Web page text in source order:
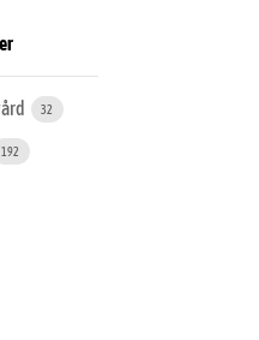
32
192